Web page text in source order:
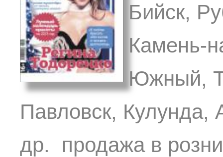
Бийск,
Камень-
Южный,
Павловск, Кулунда,
др. продажа в